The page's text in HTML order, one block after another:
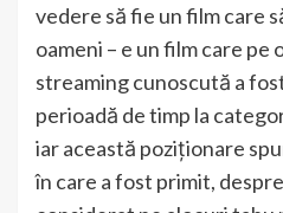
vedere să fie un film care
oameni – e un film care pe
streaming cunoscută a
perioadă de timp la
iar această poziționare
în care a fost primit,